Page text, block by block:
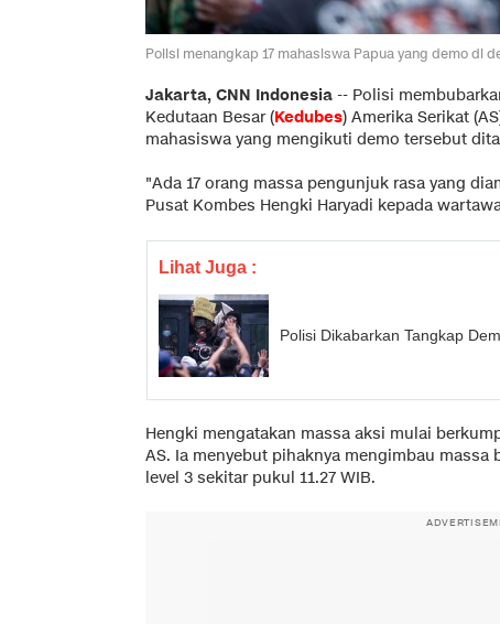
Polisi menangkap 17 mahasiswa Papua yang demo di
Jakarta, CNN Indonesia -- Polisi
Kedutaan Besar (Kedubes) Amerika Serikat
mahasiswa yang mengikuti demo tersebut
"Ada 17 orang massa pengunjuk rasa yang
Pusat Kombes Hengki Haryadi kepada
Lihat Juga :
Polisi Dikabarkan Tangkap
Hengki mengatakan massa aksi mulai
AS. Ia menyebut pihaknya mengimbau massa
level 3 sekitar pukul 11.27 WIB.